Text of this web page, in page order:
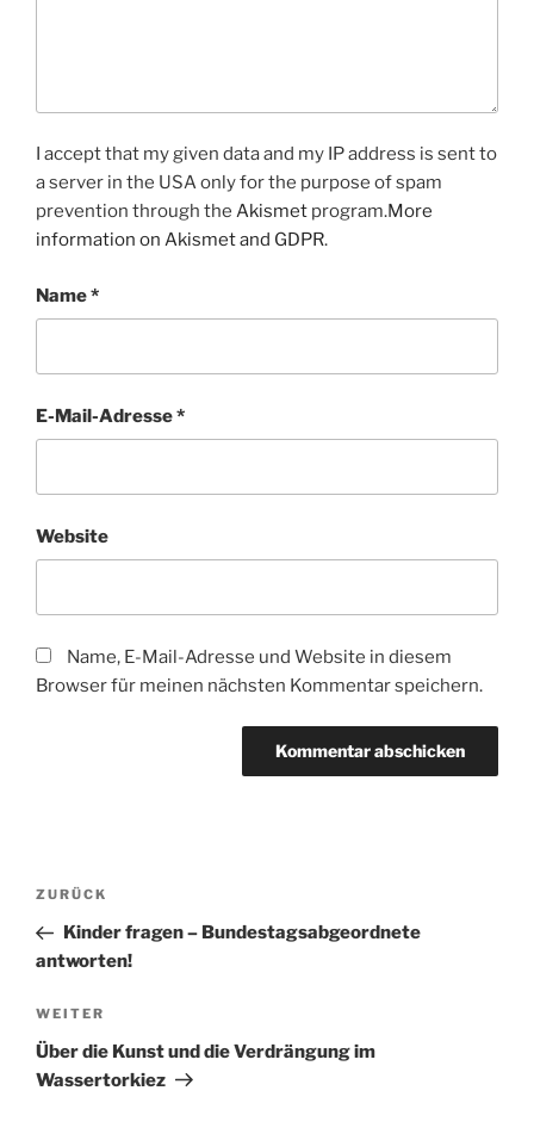
I accept that my given data and my IP address is sent to
a server in the USA only for the purpose of spam
prevention through the Akismet program.More
information on Akismet and GDPR.
Name*
E-Mail-Adresse*
Website
Name, E-Mail-Adresse und Website in diesem
Browser für meinen nächsten Kommentar speichern.
Beitragsnavigation
Vorheriger
Beitrag
ZURÜCK
Kinder fragen – Bundestagsabgeordnete
antworten!
Nächster
Beitrag
WEITER
Über die Kunst und die Verdrängung im
Wassertorkiez